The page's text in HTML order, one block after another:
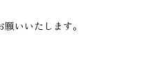
いいたします。